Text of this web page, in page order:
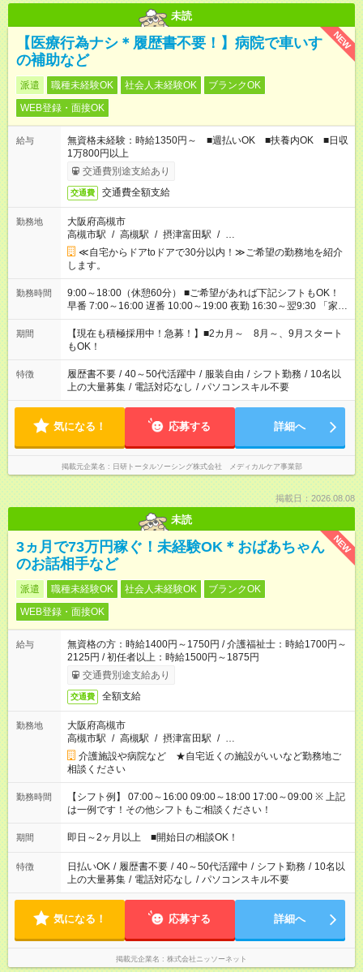
未読
NEW
【医療行為ナシ＊履歴書不要！】病院で車いす
の補助など
派遣 職種未経験OK 社会人未経験OK
ブランクOK
WEB登録・面接OK
給与
無資格未経験：時給1350円～ ■週払いOK ■扶養内OK ■日収
1万800円以上
交通費別途支給あり
交通費 交通費全額支給
勤務地
大阪府高槻市
高槻市駅 / 高槻駅 / 摂津富田駅 / …
≪自宅からドアtoドアで30分以内！≫ご希望の勤務地を紹介
します。
勤務時間
9:00～18:00（休憩60分） ■ご希望があれば下記シフトもOK！
早番 7:00～16:00 遅番 10:00～19:00 夜勤 16:30～翌9:30 「家族
と休みを合わせたい」 「余裕を持って夕飯の準備がしたい」
「できれば残業はしたくない」 など、ご希望を教えてください
ね。 ※Wワーク希望の方へ 今ご覧のお仕事で希望する勤務時間
と、もう1つのお仕事の勤務時間が 合計で週40時間を超える場
合は応募できません。
期間
【現在も積極採用中！急募！】■2カ月～ 8月～、9月スタート
もOK！
特徴 履歴書不要 / 40～50代活躍中 / 服装自由 / シフト勤務 / 10名以
上の大量募集 / 電話対応なし / パソコンスキル不要
気になる！ 応募する 詳細へ
掲載元企業名 日研トータルソーシング株式会社 メディカルケア事業部
掲載日：2026.08.08
未読
NEW
3ヵ月で73万円稼ぐ！未経験OK＊おばあちゃん
のお話相手など
派遣 職種未経験OK 社会人未経験OK
ブランクOK
WEB登録・面接OK
給与
無資格の方：時給1400円～1750円 / 介護福祉士：時給1700円～
2125円 / 初任者以上：時給1500円～1875円
交通費別途支給あり
交通費 全額支給
勤務地
大阪府高槻市
高槻市駅 / 高槻駅 / 摂津富田駅 / …
介護施設や病院など ★自宅近くの施設がいいなど勤務地ご
相談ください
勤務時間
【シフト例】 07:00～16:00 09:00～18:00 17:00～09:00 ※ 上記
は一例です！その他シフトもご相談ください！
期間 即日～2ヶ月以上 ■開始日の相談OK！
特徴 日払いOK / 履歴書不要 / 40～50代活躍中 / シフト勤務 / 10名以
上の大量募集 / 電話対応なし / パソコンスキル不要
気になる！ 応募する 詳細へ
掲載元企業名 株式会社ニッソーネット